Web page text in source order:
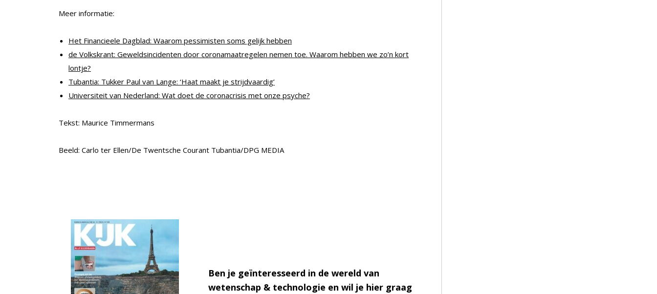
Meer informatie:
Het Financieele Dagblad: Waarom pessimisten soms gelijk hebben
de Volkskrant: Geweldsincidenten door coronamaatregelen nemen toe. Waarom hebben we zo’n kort
lontje?
Tubantia: Tukker Paul van Lange: ‘Haat maakt je strijdvaardig’
Universiteit van Nederland: Wat doet de coronacrisis met onze psyche?
Tekst: Maurice Timmermans
Beeld: Carlo ter Ellen/De Twentsche Courant Tubantia/DPG MEDIA
Ben je geïnteresseerd in de wereld van
wetenschap & technologie en wil je hier graag